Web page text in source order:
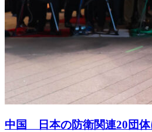
中国 日本の防衛関連20団体